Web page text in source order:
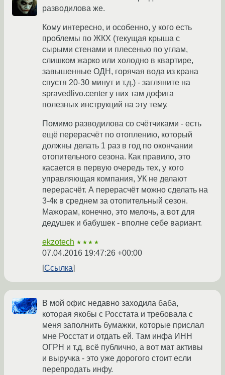
разводилова же.
Кому интересно, и особенно, у кого есть
проблемы по ЖКХ (текущая крыша с
сырыми стенами и плесенью по углам,
слишком жарко или холодно в квартире,
завышенные ОДН, горячая вода из крана
спустя 20-30 минут и т.д.) - загляните на
spravedlivo.center у них там дофига
полезных инструкций на эту тему.
Помимо разводилова со счётчиками - есть
ещё перерасчёт по отоплению, который
должны делать 1 раз в год по окончании
отопительного сезона. Как правило, это
касается в первую очередь тех, у кого
управляющая компания, УК не делают
перерасчёт. А перерасчёт можно сделать на
3-4к в среднем за отопительный сезон.
Мажорам, конечно, это мелочь, а вот для
дедушек и бабушек - вполне себе вариант.
ekzotech ★★★★
07.04.2016 19:47:26 +00:00
Ссылка
В мой офис недавно заходила баба,
которая якобы с Росстата и требовала с
меня заполнить бумажки, которые прислал
мне Росстат и отдать ей. Там инфа ИНН
ОГРН и т.д. всё публично, а вот мат активы
и выручка - это уже дорогого стоит если
перепродать инфу.